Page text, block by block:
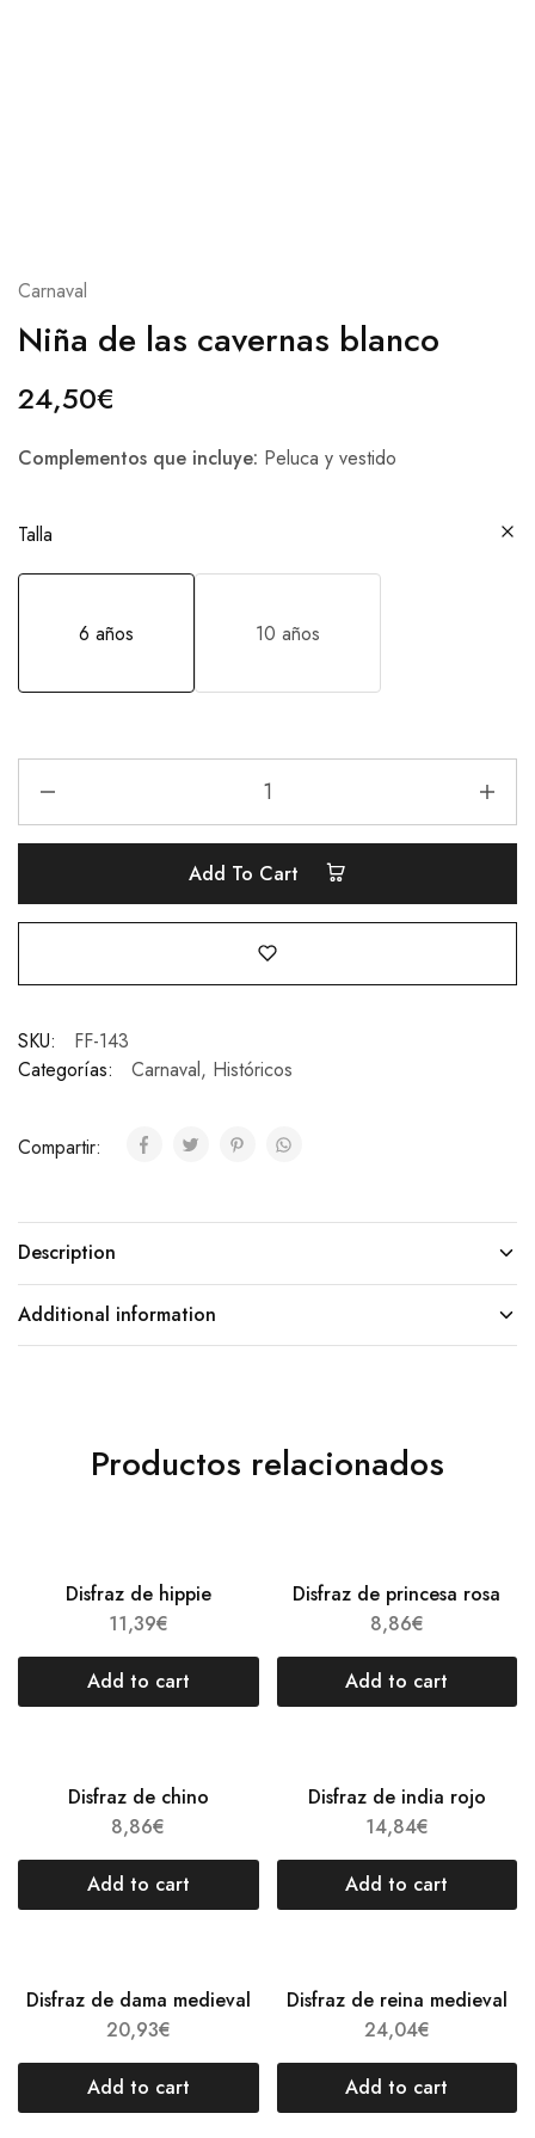
Carnaval
Niña de las cavernas blanco
24,50€
Complementos que incluye: Peluca y vestido
Talla
6 años 10 años
Add To Cart
SKU:
FF-143
Categorías:
Carnaval, Históricos
Compartir:
Description
Additional information
Productos relacionados
Disfraz de hippie
11,39€
Add to cart
Disfraz de princesa rosa
8,86€
Add to cart
Disfraz de chino
8,86€
Add to cart
Disfraz de india rojo
14,84€
Add to cart
Disfraz de dama medieval
20,93€
Add to cart
Disfraz de reina medieval
24,04€
Add to cart